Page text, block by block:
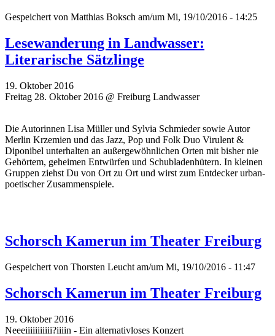
Gespeichert von Matthias Boksch am/um Mi, 19/10/2016 - 14:25
Lesewanderung in Landwasser:
Literarische Sätzlinge
19. Oktober 2016
Freitag 28. Oktober 2016 @ Freiburg Landwasser
Die Autorinnen Lisa Müller und Sylvia Schmieder sowie Autor
Merlin Krzemien und das Jazz, Pop und Folk Duo Virulent &
Diponibel unterhalten an außergewöhnlichen Orten mit bisher nie
Gehörtem, geheimen Entwürfen und Schubladenhütern. In kleinen
Gruppen ziehst Du von Ort zu Ort und wirst zum Entdecker urban-
poetischer Zusammenspiele.
Schorsch Kamerun im Theater Freiburg
Gespeichert von Thorsten Leucht am/um Mi, 19/10/2016 - 11:47
Schorsch Kamerun im Theater Freiburg
19. Oktober 2016
Neeeiiiiiiiiiii?iiiin - Ein alternativloses Konzert